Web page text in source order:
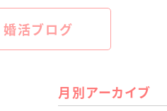
婚活ブログ
月別アーカイブ